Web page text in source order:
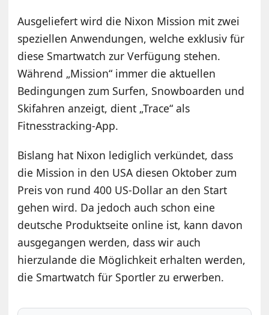
Ausgeliefert wird die Nixon Mission mit zwei
speziellen Anwendungen, welche exklusiv für
diese Smartwatch zur Verfügung stehen.
Während „Mission“ immer die aktuellen
Bedingungen zum Surfen, Snowboarden und
Skifahren anzeigt, dient „Trace“ als
Fitnesstracking-App.
Bislang hat Nixon lediglich verkündet, dass
die Mission in den USA diesen Oktober zum
Preis von rund 400 US-Dollar an den Start
gehen wird. Da jedoch auch schon eine
deutsche Produktseite online ist, kann davon
ausgegangen werden, dass wir auch
hierzulande die Möglichkeit erhalten werden,
die Smartwatch für Sportler zu erwerben.